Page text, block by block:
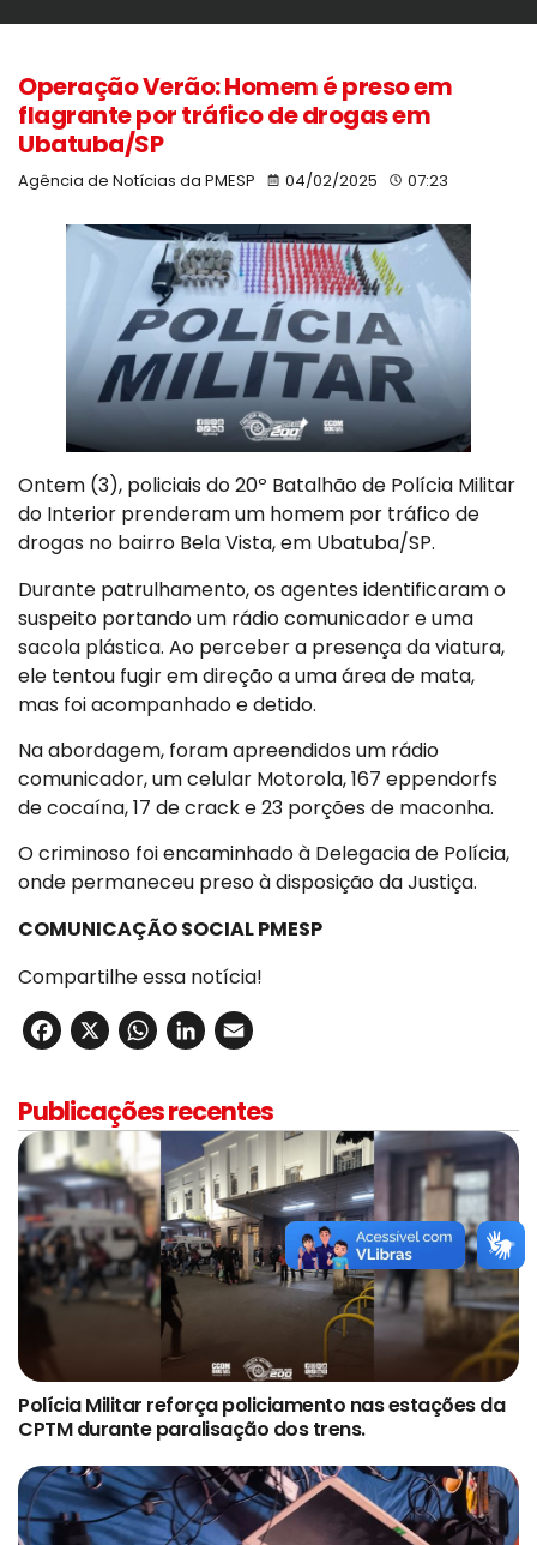
Operação Verão: Homem é preso em
flagrante por tráfico de drogas em
Ubatuba/SP
Agência de Notícias da PMESP 04/02/2025 07:23
Ontem (3), policiais do 20º Batalhão de Polícia Militar
do Interior prenderam um homem por tráfico de
drogas no bairro Bela Vista, em Ubatuba/SP.
Durante patrulhamento, os agentes identificaram o
suspeito portando um rádio comunicador e uma
sacola plástica. Ao perceber a presença da viatura,
ele tentou fugir em direção a uma área de mata,
mas foi acompanhado e detido.
Na abordagem, foram apreendidos um rádio
comunicador, um celular Motorola, 167 eppendorfs
de cocaína, 17 de crack e 23 porções de maconha.
O criminoso foi encaminhado à Delegacia de Polícia,
onde permaneceu preso à disposição da Justiça.
COMUNICAÇÃO SOCIAL PMESP
Compartilhe essa notícia!
Facebook
X WhatsApp
LinkedIn
Publicações recentes
Polícia Militar reforça policiamento nas estações da
CPTM durante paralisação dos trens.